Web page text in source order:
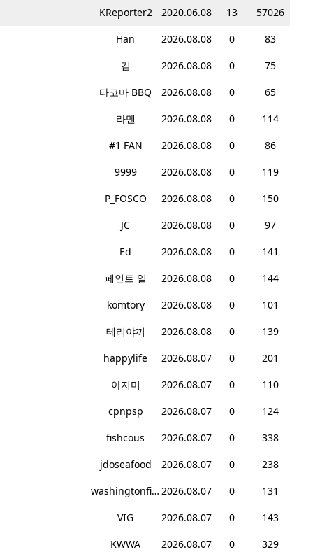
KReporter2
2020.06.08 13
57026
Han
2026.08.08 0
83
김
2026.08.08 0
75
타코마 BBQ
2026.08.08 0
65
라멘
2026.08.08 0
114
#1 FAN
2026.08.08 0
86
9999
2026.08.08 0
119
P_FOSCO
2026.08.08 0
150
JC
2026.08.08 0
97
Ed
2026.08.08 0
141
페인트 일
2026.08.08 0
144
komtory
2026.08.08 0
101
테리야끼
2026.08.08 0
139
happylife
2026.08.07 0
201
아지미
2026.08.07 0
110
cpnpsp
2026.08.07 0
124
fishcous
2026.08.07 0
338
jdoseafood
2026.08.07 0
238
washingtonfish 2026.08.07 0
131
VIG
2026.08.07 0
143
KWWA
2026.08.07 0 329